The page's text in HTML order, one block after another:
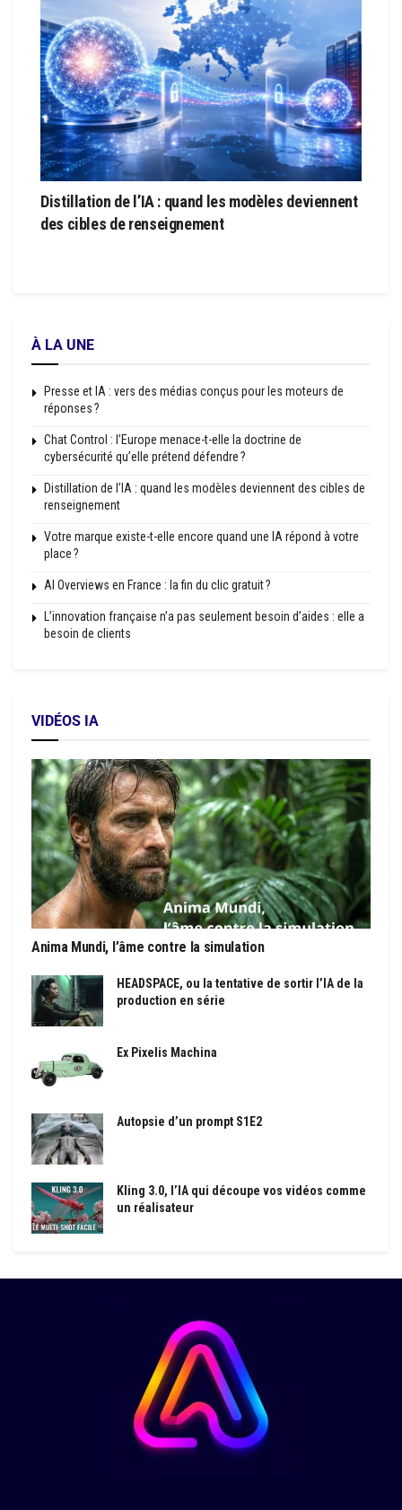
Distillation de l’IA : quand les modèles deviennent
des cibles de renseignement
À LA UNE
Presse et IA : vers des médias conçus pour les moteurs de
réponses ?
Chat Control : l’Europe menace-t-elle la doctrine de
cybersécurité qu’elle prétend défendre ?
Distillation de l’IA : quand les modèles deviennent des cibles de
renseignement
Votre marque existe-t-elle encore quand une IA répond à votre
place ?
AI Overviews en France : la fin du clic gratuit ?
L’innovation française n’a pas seulement besoin d’aides : elle a
besoin de clients
VIDÉOS IA
Anima Mundi, l’âme contre la simulation
HEADSPACE, ou la tentative de sortir l’IA de la
production en série
Ex Pixelis Machina
Autopsie d’un prompt S1E2
Kling 3.0, l’IA qui découpe vos vidéos comme
un réalisateur